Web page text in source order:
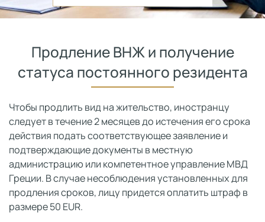
Продление ВНЖ и получение
статуса постоянного резидента
Чтобы продлить вид на жительство, иностранцу
следует в течение 2 месяцев до истечения его срока
действия подать соответствующее заявление и
подтверждающие документы в местную
администрацию или компетентное управление МВД
Греции. В случае несоблюдения установленных для
продления сроков, лицу придется оплатить штраф в
размере 50 EUR.